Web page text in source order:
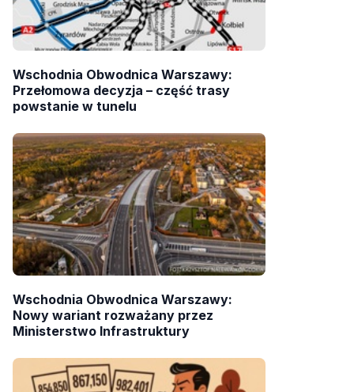
Wschodnia Obwodnica Warszawy:
Przełomowa decyzja – część trasy
powstanie w tunelu
Wschodnia Obwodnica Warszawy:
Nowy wariant rozważany przez
Ministerstwo Infrastruktury